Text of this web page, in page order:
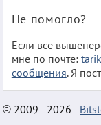
Не помогло?
Если все
мне по почте:
сообщения. Я
© 2009 - 2026